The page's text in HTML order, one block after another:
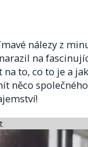
nálezy z
na
to, co to je a
něco